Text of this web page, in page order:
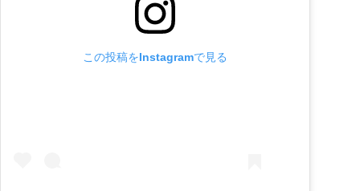
この投稿をInstagramで見る